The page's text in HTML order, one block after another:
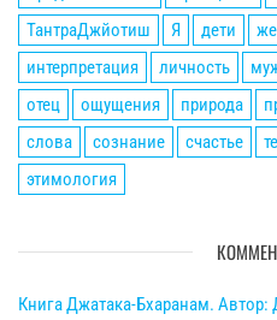
ТантраДжйотиш
Я дети
интерпретация
личность
отец
ощущения природа
слова
сознание счастье
этимология
Книга Джатака-Бхаранам.